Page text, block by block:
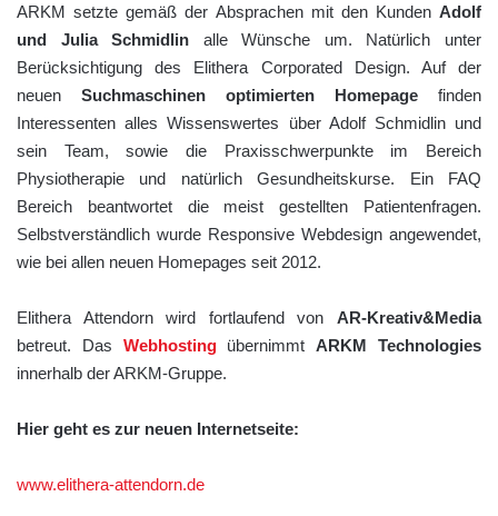
ARKM setzte gemäß der Absprachen mit den Kunden Adolf
und Julia Schmidlin alle Wünsche um. Natürlich unter
Berücksichtigung des Elithera Corporated Design. Auf der
neuen Suchmaschinen optimierten Homepage finden
Interessenten alles Wissenswertes über Adolf Schmidlin und
sein Team, sowie die Praxisschwerpunkte im Bereich
Physiotherapie und natürlich Gesundheitskurse. Ein FAQ
Bereich beantwortet die meist gestellten Patientenfragen.
Selbstverständlich wurde Responsive Webdesign angewendet,
wie bei allen neuen Homepages seit 2012.
Elithera Attendorn wird fortlaufend von AR-Kreativ&Media
betreut. Das WebhostingübernimmtARKM Technologies
innerhalb der ARKM-Gruppe.
Hier geht es zur neuen Internetseite:
www.elithera-attendorn.de